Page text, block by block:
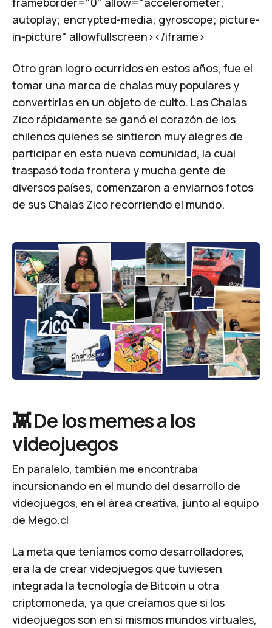
autoplay; encrypted-media; gyroscope; picture-
in-picture" allowfullscreen></iframe>
Otro gran logro ocurridos en estos años, fue el
tomar una marca de chalas muy populares y
convertirlas en un objeto de culto. Las Chalas
Zico rápidamente se ganó el corazón de los
chilenos quienes se sintieron muy alegres de
participar en esta nueva comunidad, la cual
traspasó toda frontera y mucha gente de
diversos países, comenzaron a enviarnos fotos
de sus Chalas Zico recorriendo el mundo.
👾 De los memes a los
videojuegos
En paralelo, también me encontraba
incursionando en el mundo del desarrollo de
videojuegos, en el área creativa, junto al equipo
de Mego.cl
La meta que teníamos como desarrolladores,
era la de crear videojuegos que tuviesen
integrada la tecnología de Bitcoin u otra
criptomoneda, ya que creíamos que si los
videojuegos son en si mismos mundos virtuales,